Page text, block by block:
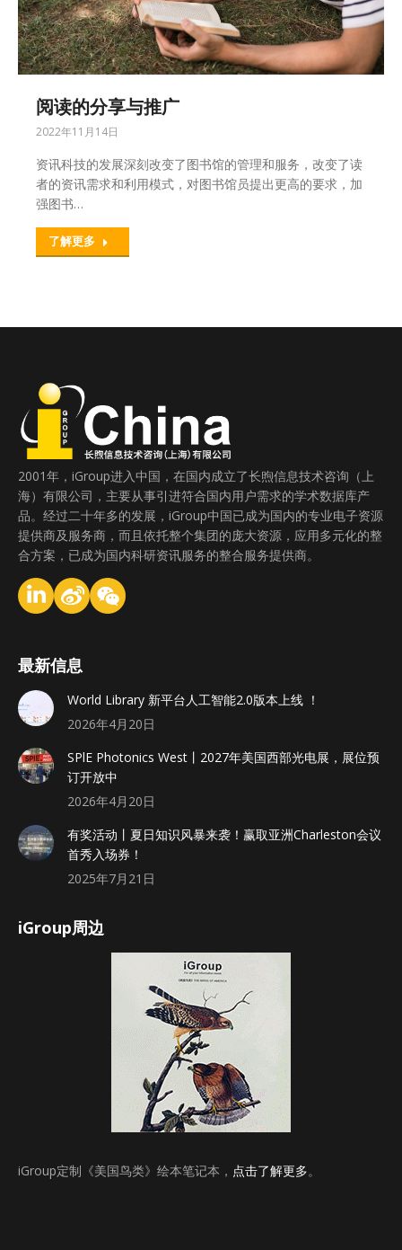
阅读的分享与推广
2022年11月14日
资讯科技的发展深刻改变了图书馆的管理和服务，改变了读
者的资讯需求和利用模式，对图书馆员提出更高的要求，加
强图书…
了解更多
2001年，iGroup进入中国，在国内成立了长煦信息技术咨询（上
海）有限公司，主要从事引进符合国内用户需求的学术数据库产
品。经过二十年多的发展，iGroup中国已成为国内的专业电子资源
提供商及服务商，而且依托整个集团的庞大资源，应用多元化的整
合方案，已成为国内科研资讯服务的整合服务提供商。
最新信息
World Library 新平台人工智能2.0版本上线 ！
2026年4月20日
SPlE Photonics West丨2027年美国西部光电展，展位预
订开放中
2026年4月20日
有奖活动丨夏日知识风暴来袭！赢取亚洲Charleston会议
首秀入场券！
2025年7月21日
iGroup周边
iGroup定制《美国鸟类》绘本笔记本， 点击了解更多。